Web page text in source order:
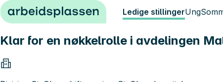
Hopp til innhold Ledige stillingerUng
Klar for en nøkkelrolle i avdelingen